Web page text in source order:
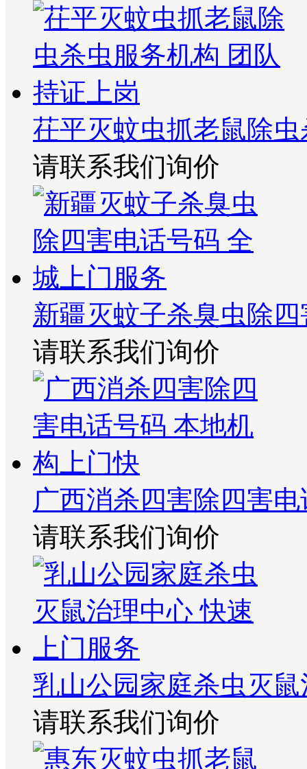
茌平灭蚊虫抓老鼠除
请联系我们询价
新疆灭蚊子杀臭虫除
请联系我们询价
广西消杀四害除四害
请联系我们询价
乳山公园家庭杀虫灭
请联系我们询价